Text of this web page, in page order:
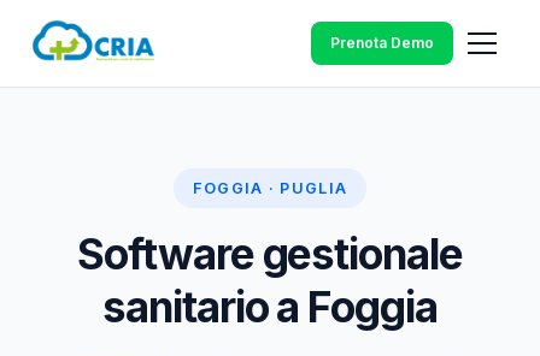
Prenota Demo
FOGGIA · PUGLIA
Software gestionale
sanitario a Foggia